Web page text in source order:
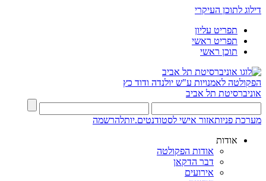
דילוג לתוכן העיקרי
תפריט עליון
תפריט ראשי
תוכן ראשי
הפקולטה לאמנויות ע"ש יולנדה ודוד כץ
אוניברסיטת תל אביב
מערכת פניותאזור אישי לסטודנטים.יותלהרשמה
אודות
אודות הפקולטה
דבר הדקאן
אירועים